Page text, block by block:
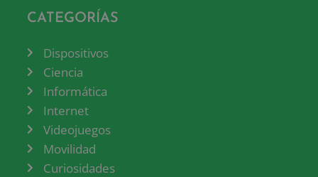
CATEGORÍAS
Dispositivos
Ciencia
Informática
Internet
Videojuegos
Movilidad
Curiosidades